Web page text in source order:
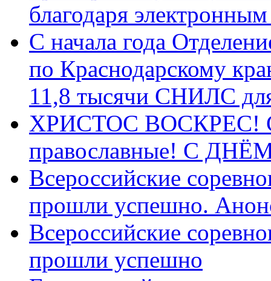
благодаря
С начала года
по Краснодарскому
11,8 тысячи СНИЛС
ХРИСТОС ВОСКРЕС! С
православные! C
Всероссийские
прошли успешно.
Всероссийские
прошли успешно